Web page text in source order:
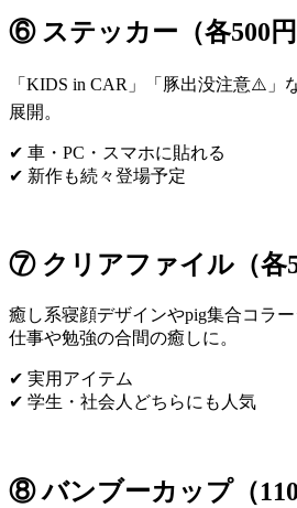
⑥ ステッカー（各500円
「KIDS in CAR」「豚出没注意⚠️」
展開。
✔ 車・PC・スマホに貼れる
✔ 新作も続々登場予定
⑦ クリアファイル（各
癒し系寝顔デザインやpig集合コラー
仕事や勉強の合間の癒しに。
✔ 実用アイテム
✔ 学生・社会人どちらにも人気
⑧ バンブーカップ（